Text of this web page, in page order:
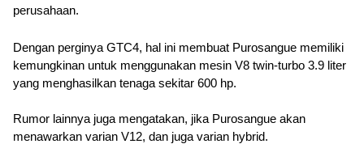
perusahaan.
Dengan perginya GTC4, hal ini membuat Purosangue memiliki
kemungkinan untuk menggunakan mesin V8 twin-turbo 3.9 liter
yang menghasilkan tenaga sekitar 600 hp.
Rumor lainnya juga mengatakan, jika Purosangue akan
menawarkan varian V12, dan juga varian hybrid.